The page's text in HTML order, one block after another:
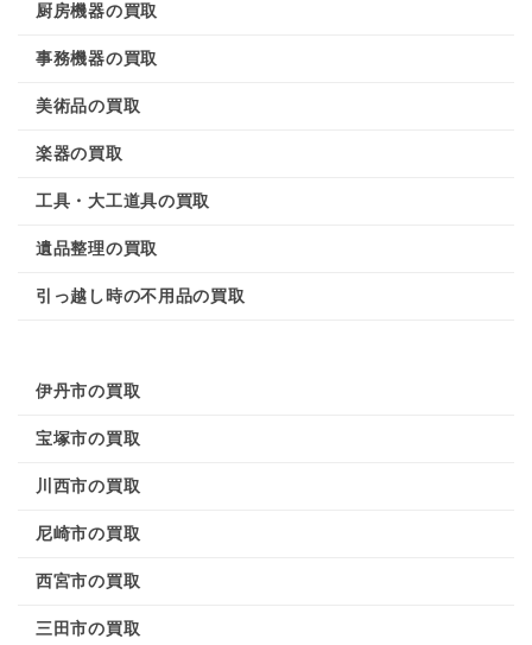
厨房機器の買取
事務機器の買取
美術品の買取
楽器の買取
工具・大工道具の買取
遺品整理の買取
引っ越し時の不用品の買取
伊丹市の買取
宝塚市の買取
川西市の買取
尼崎市の買取
西宮市の買取
三田市の買取